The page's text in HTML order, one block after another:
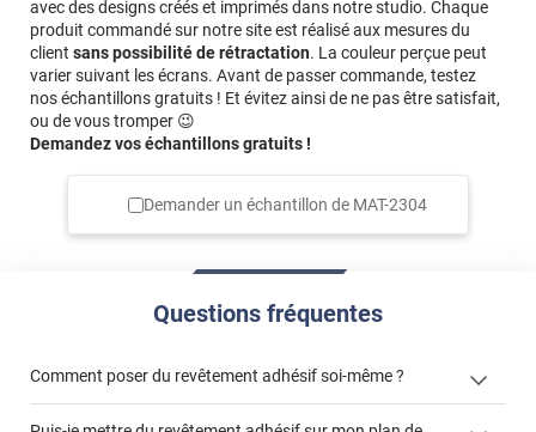
avec des designs créés et imprimés dans notre studio. Chaque
produit commandé sur notre site est réalisé aux mesures du
client sans possibilité de rétractation. La couleur perçue peut
varier suivant les écrans. Avant de passer commande, testez
nos échantillons gratuits ! Et évitez ainsi de ne pas être satisfait,
ou de vous tromper 😉
Demandez vos échantillons gratuits !
Demander un échantillon de MAT-2304
Questions fréquentes
Comment poser du revêtement adhésif soi-même ?